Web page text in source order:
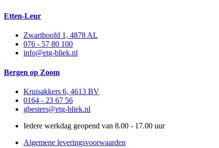
Etten-Leur
Zwarthoofd 1, 4878 AL
076 - 57 80 100
info@etg-bliek.nl
Bergen op Zoom
Kruisakkers 6, 4613 BV
0164 - 23 67 56
gbesters@etg-bliek.nl
Iedere werkdag geopend van 8.00 - 17.00 uur
Algemene leveringsvoorwaarden